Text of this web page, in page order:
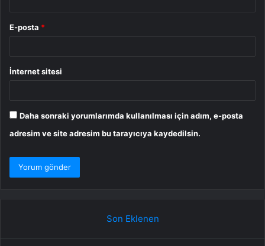
E-posta *
İnternet sitesi
Daha sonraki yorumlarımda kullanılması için adım, e-posta
adresim ve site adresim bu tarayıcıya kaydedilsin.
Son Eklenen